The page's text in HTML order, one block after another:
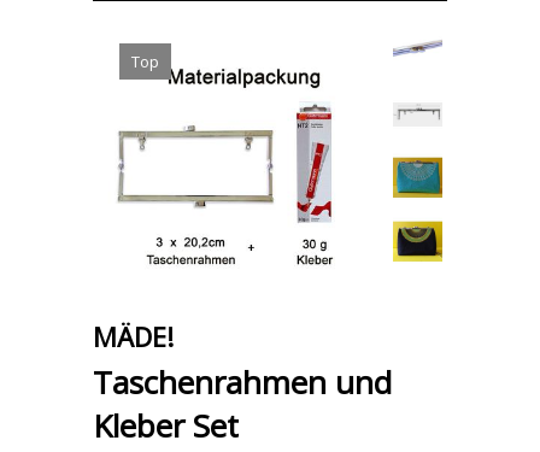
Top
MÄDE!
Taschenrahmen und
Kleber Set